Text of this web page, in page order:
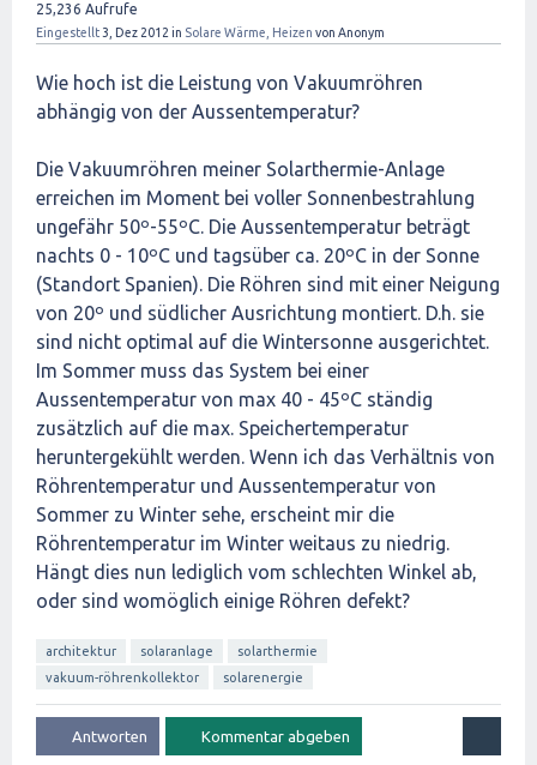
25,236 Aufrufe
Eingestellt 3, Dez 2012 in Solare Wärme, Heizen von Anonym
Wie hoch ist die Leistung von Vakuumröhren
abhängig von der Aussentemperatur?
Die Vakuumröhren meiner Solarthermie-Anlage
erreichen im Moment bei voller Sonnenbestrahlung
ungefähr 50º-55ºC. Die Aussentemperatur beträgt
nachts 0 - 10ºC und tagsüber ca. 20ºC in der Sonne
(Standort Spanien). Die Röhren sind mit einer Neigung
von 20º und südlicher Ausrichtung montiert. D.h. sie
sind nicht optimal auf die Wintersonne ausgerichtet.
Im Sommer muss das System bei einer
Aussentemperatur von max 40 - 45ºC ständig
zusätzlich auf die max. Speichertemperatur
heruntergekühlt werden. Wenn ich das Verhältnis von
Röhrentemperatur und Aussentemperatur von
Sommer zu Winter sehe, erscheint mir die
Röhrentemperatur im Winter weitaus zu niedrig.
Hängt dies nun lediglich vom schlechten Winkel ab,
oder sind womöglich einige Röhren defekt?
architektur solaranlage
solarthermie
vakuum-röhrenkollektor
solarenergie